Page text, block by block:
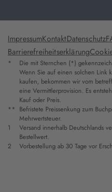
ImpressumKontaktDatenschutz
Barrierefreiheitserklärung
*
Die mit Sternchen (*)
Wenn Sie auf einen solchen Link
kaufen, bekommen wir vom
eine Vermittlerprovision. Es
Kauf oder Preis.
** Befristete Preissenkung zum
Mehrwertsteuer.
1
Versand innerhalb Deutschlands
Bestellwert.
2
Vorbestellung ab 30 Tage vor